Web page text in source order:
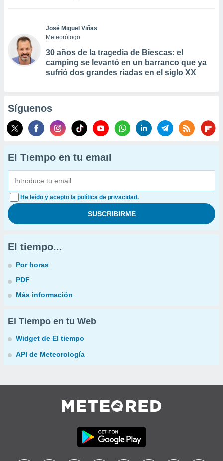
José Miguel Viñas
Meteorólogo
30 años de la tragedia de Biescas: el
camping se levantó en un barranco que ya
sufrió dos grandes riadas en el siglo XX
Síguenos
El Tiempo en tu email
He leído y acepto la política de privacidad.
El tiempo...
Por horas
PDF
Más información
El Tiempo en tu Web
Widget de El tiempo
API de Meteorología